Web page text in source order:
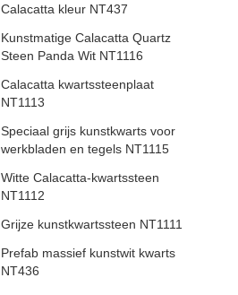
Calacatta kleur NT437
Kunstmatige Calacatta Quartz
Steen Panda Wit NT1116
Calacatta kwartssteenplaat
NT1113
Speciaal grijs kunstkwarts voor
werkbladen en tegels NT1115
Witte Calacatta-kwartssteen
NT1112
Grijze kunstkwartssteen NT1111
Prefab massief kunstwit kwarts
NT436